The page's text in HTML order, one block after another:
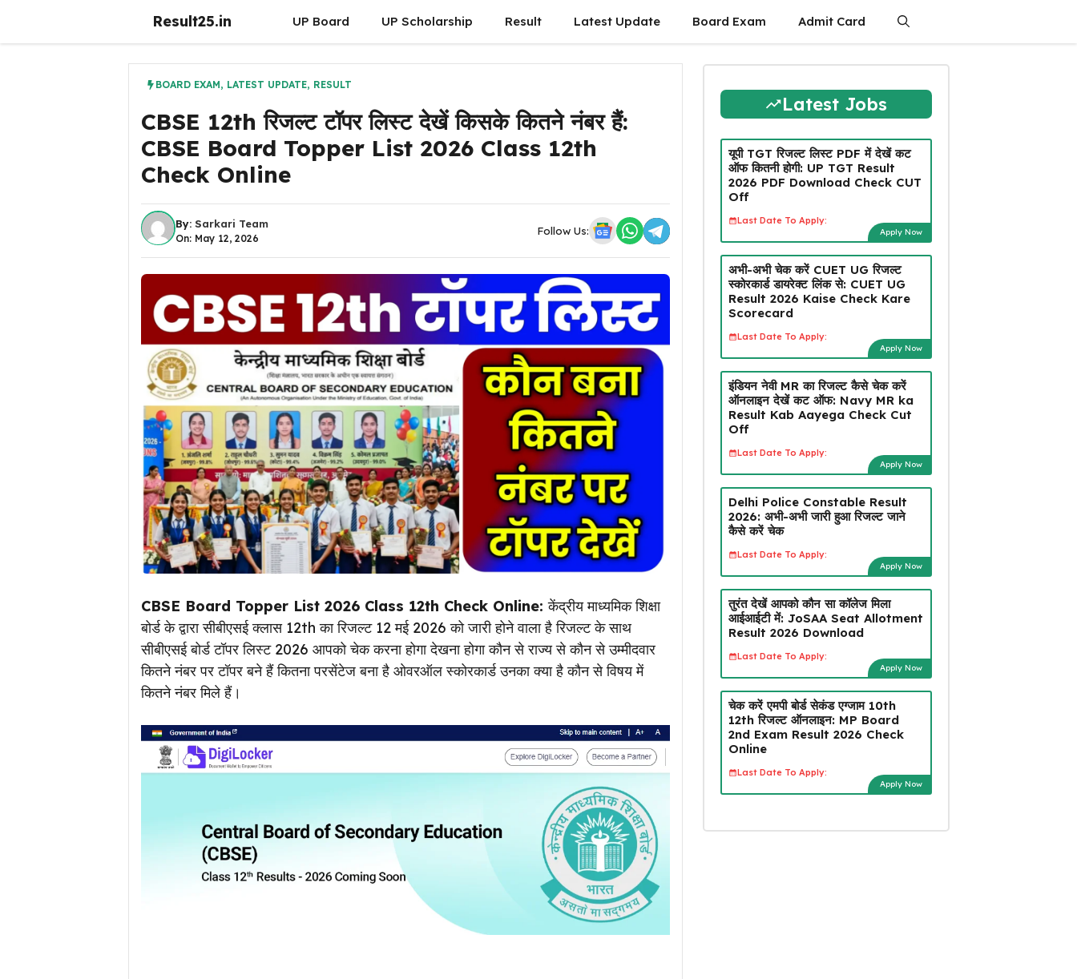
Result25.in UP Board UP Scholarship Result Latest Update Board Exam Admit Card
BOARD EXAM, LATEST UPDATE, RESULT
CBSE 12th रिजल्ट टॉपर लिस्ट देखें किसके कितने नंबर हैं:
CBSE Board Topper List 2026 Class 12th
Check Online
By: Sarkari Team
On: May 12, 2026
Follow Us:
CBSE Board Topper List 2026 Class 12th Check Online:केंद्रीय माध्यमिक शिक्षा
बोर्ड के द्वारा सीबीएसई क्लास 12th का रिजल्ट 12 मई 2026 को जारी होने वाला है रिजल्ट के साथ
सीबीएसई बोर्ड टॉपर लिस्ट 2026 आपको चेक करना होगा देखना होगा कौन से राज्य से कौन से उम्मीदवार
कितने नंबर पर टॉपर बने हैं कितना परसेंटेज बना है ओवरऑल स्कोरकार्ड उनका क्या है कौन से विषय में
कितने नंबर मिले हैं।
Latest Jobs
यूपी TGT रिजल्ट लिस्ट PDF में देखें कट
ऑफ कितनी होगी: UP TGT Result
2026 PDF Download Check CUT
Off
Last Date To Apply:
Apply Now
अभी-अभी चेक करें CUET UG रिजल्ट
स्कोरकार्ड डायरेक्ट लिंक से: CUET UG
Result 2026 Kaise Check Kare
Scorecard
Last Date To Apply:
Apply Now
इंडियन नेवी MR का रिजल्ट कैसे चेक करें
ऑनलाइन देखें कट ऑफ: Navy MR ka
Result Kab Aayega Check Cut
Off
Last Date To Apply:
Apply Now
Delhi Police Constable Result
2026: अभी-अभी जारी हुआ रिजल्ट जाने
कैसे करें चेक
Last Date To Apply:
Apply Now
तुरंत देखें आपको कौन सा कॉलेज मिला
आईआईटी में: JoSAA Seat Allotment
Result 2026 Download
Last Date To Apply:
Apply Now
चेक करें एमपी बोर्ड सेकंड एग्जाम 10th
12th रिजल्ट ऑनलाइन: MP Board
2nd Exam Result 2026 Check
Online
Last Date To Apply:
Apply Now